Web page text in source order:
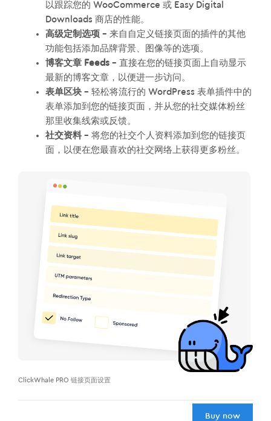
以跟踪您的 WooCommerce 或 Easy Digital
Downloads 商店的性能。
高级定制选项 – 来自自定义链接页面的插件的其他
功能包括添加品牌背景、图像等的选项。
博客文章 Feeds – 直接在您的链接页面上自动显示
最新的博客文章，以便进一步访问。
表单区块 – 轻松将流行的 WordPress 表单插件中的
表单添加到您的链接页面，并从您的社交媒体粉丝
那里收集线索或反馈。
社交资料 – 将您的社交个人资料添加到您的链接页
面，以便在您最喜欢的社交网络上获得更多粉丝。
ClickWhale PRO 链接页面设置
Buy now